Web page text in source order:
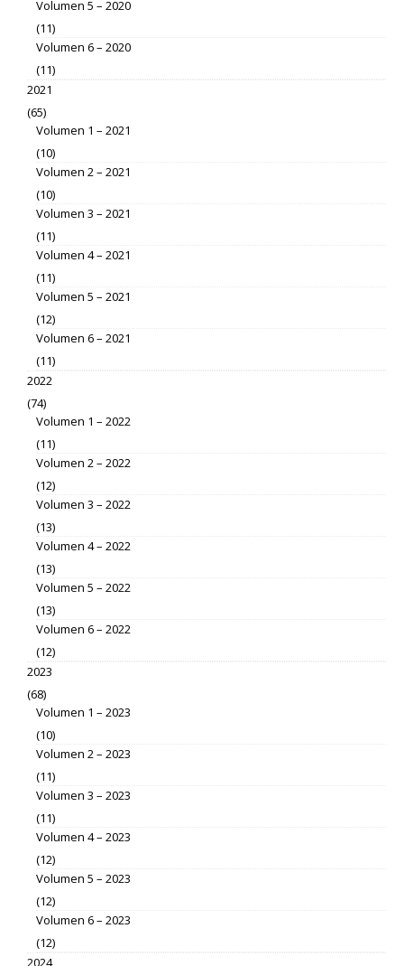
Volumen 5 – 2020
(11)
Volumen 6 – 2020
(11)
2021
(65)
Volumen 1 – 2021
(10)
Volumen 2 – 2021
(10)
Volumen 3 – 2021
(11)
Volumen 4 – 2021
(11)
Volumen 5 – 2021
(12)
Volumen 6 – 2021
(11)
2022
(74)
Volumen 1 – 2022
(11)
Volumen 2 – 2022
(12)
Volumen 3 – 2022
(13)
Volumen 4 – 2022
(13)
Volumen 5 – 2022
(13)
Volumen 6 – 2022
(12)
2023
(68)
Volumen 1 – 2023
(10)
Volumen 2 – 2023
(11)
Volumen 3 – 2023
(11)
Volumen 4 – 2023
(12)
Volumen 5 – 2023
(12)
Volumen 6 – 2023
(12)
2024